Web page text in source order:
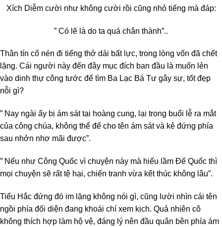
Xích Diễm cười như không cười rồi cũng nhỏ tiếng mà đáp:
” Có lẽ là do ta quá chân thành”..
Thân tín cố nén đi tiếng thở dài bất lực, trong lòng vốn đã chết
lặng. Cái người này đến đây mục đích ban đầu là muốn lẻn
vào dinh thự công tước để tìm Ba Lạc Bá Tư gây sự, tốt đẹp
nỗi gì?
” Nay ngài ấy bị ám sát tại hoàng cung, lại trong buổi lễ ra mắt
của công chúa, không thể để cho tên ám sát và kẻ đứng phía
sau nhởn nhơ mãi được”.
” Nếu như Công Quốc vì chuyện này mà hiểu lầm Đế Quốc thì
mọi chuyện sẽ rất tệ hại, chiến tranh vừa kết thúc không lâu”.
Tiểu Hắc đứng đó im lặng không nói gì, cũng lười nhìn cái tên
ngồi phía đối diện đang khoái chí xem kịch. Quả nhiên cô
không thích hợp làm hộ vệ, đáng lý nên đầu quân bên phía ám